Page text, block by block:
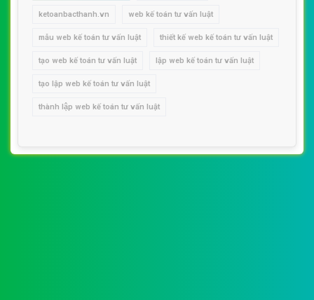
ketoanbacthanh.vn web kế toán tư vấn luật
mẫu web kế toán tư vấn luật thiết kế web kế toán tư vấn luật
tạo web kế toán tư vấn luật lập web kế toán tư vấn luật
tạo lập web kế toán tư vấn luật
thành lập web kế toán tư vấn luật